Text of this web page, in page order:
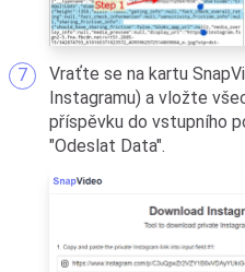
Vraťte se na kartu
Instagramu) a vložte
příspěvku do vstupního
"Odeslat Data".